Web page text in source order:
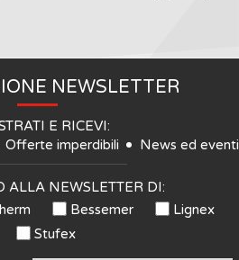
NEWSLETTER
E RICEVI:
Offerte imperdibili News ed eventi
ALLA NEWSLETTER DI:
Bessemer
Lignex
Stufex